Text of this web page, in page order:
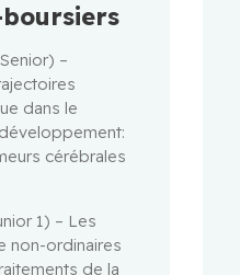
–
dans le
cérébrales
1) – Les
non-ordinaires
de la